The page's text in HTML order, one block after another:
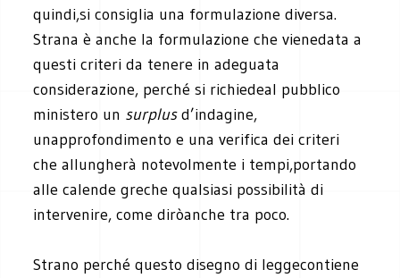
quindi,si consiglia una formulazione diversa.
Strana è anche la formulazione che vienedata a
questi criteri da tenere in adeguata
considerazione, perché si richiedeal pubblico
ministero un surplusd’indagine,
unapprofondimento e una verifica dei criteri
che allungherà notevolmente i tempi,portando
alle calende greche qualsiasi possibilità di
intervenire, come diròanche tra poco.
Strano perché questo disegno di leggecontiene